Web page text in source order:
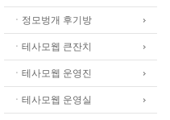
ㆍ정모벙개 후기방
ㆍ테사모웹 큰잔치
ㆍ테사모웹 운영진
ㆍ테사모웹 운영실